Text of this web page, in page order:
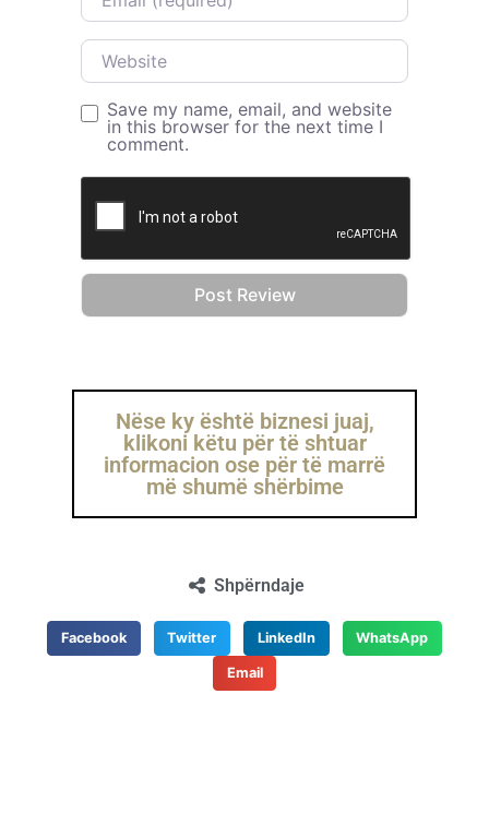
Website
Save my name, email, and website
in this browser for the next time I
comment.
Nëse ky është biznesi juaj,
klikoni këtu për të shtuar
informacion ose për të marrë
më shumë shërbime
Shpërndaje
Facebook Twitter LinkedIn WhatsApp
Email